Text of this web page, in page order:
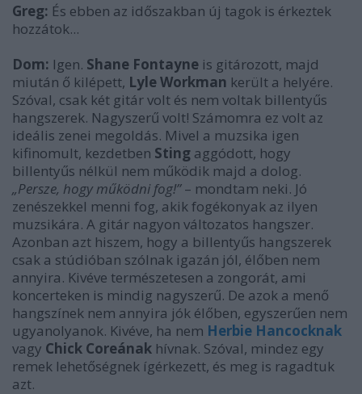
Greg: És ebben az időszakban új tagok is érkeztek
hozzátok...
Dom: Igen. Shane Fontayne is gitározott, majd
miután ő kilépett, Lyle Workman került a helyére.
Szóval, csak két gitár volt és nem voltak billentyűs
hangszerek. Nagyszerű volt! Számomra ez volt az
ideális zenei megoldás. Mivel a muzsika igen
kifinomult, kezdetben Sting aggódott, hogy
billentyűs nélkül nem működik majd a dolog.
„Persze, hogy működni fog!”– mondtam neki. Jó
zenészekkel menni fog, akik fogékonyak az ilyen
muzsikára. A gitár nagyon változatos hangszer.
Azonban azt hiszem, hogy a billentyűs hangszerek
csak a stúdióban szólnak igazán jól, élőben nem
annyira. Kivéve természetesen a zongorát, ami
koncerteken is mindig nagyszerű. De azok a menő
hangszínek nem annyira jók élőben, egyszerűen nem
ugyanolyanok. Kivéve, ha nem Herbie Hancocknak
vagy Chick Coreának hívnak. Szóval, mindez egy
remek lehetőségnek ígérkezett, és meg is ragadtuk
azt.